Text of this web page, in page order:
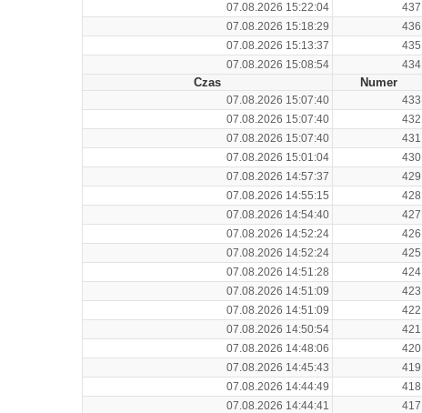
07.08.2026 15:22:04
437
07.08.2026 15:18:29
436
07.08.2026 15:13:37
435
07.08.2026 15:08:54
434
Czas Numer
07.08.2026 15:07:40 433
07.08.2026 15:07:40
432
07.08.2026 15:07:40
431
07.08.2026 15:01:04
430
07.08.2026 14:57:37
429
07.08.2026 14:55:15
428
07.08.2026 14:54:40
427
07.08.2026 14:52:24
426
07.08.2026 14:52:24
425
07.08.2026 14:51:28
424
07.08.2026 14:51:09
423
07.08.2026 14:51:09
422
07.08.2026 14:50:54
421
07.08.2026 14:48:06
420
07.08.2026 14:45:43
419
07.08.2026 14:44:49
418
07.08.2026 14:44:41
417